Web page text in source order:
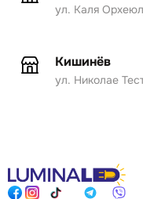
ул. Каля
Кишинёв
ул. Николае